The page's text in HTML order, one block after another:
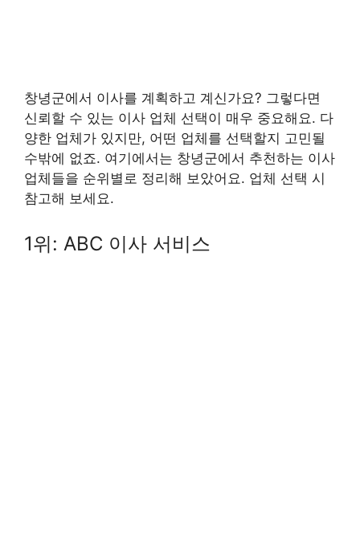
창녕군에서 이사를 계획하고 계신가요? 그렇다면
신뢰할 수 있는 이사 업체 선택이 매우 중요해요. 다
양한 업체가 있지만, 어떤 업체를 선택할지 고민될
수밖에 없죠. 여기에서는 창녕군에서 추천하는 이사
업체들을 순위별로 정리해 보았어요. 업체 선택 시
참고해 보세요.
1위: ABC 이사 서비스